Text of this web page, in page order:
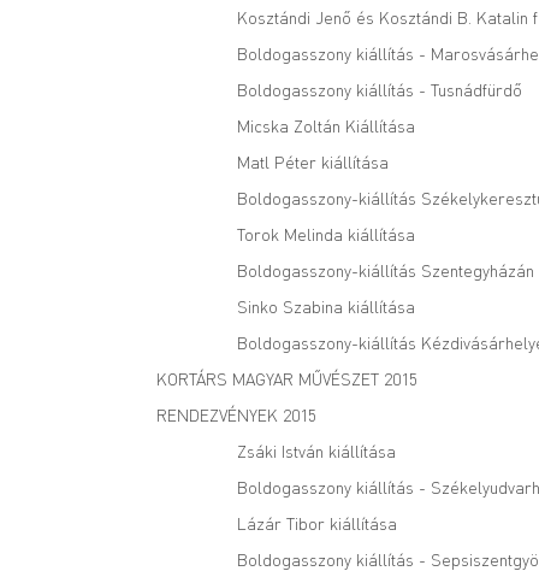
Kosztándi Jenő és Kosztándi B. Katalin
Boldogasszony kiállítás -
Boldogasszony kiállítás - Tusnádfürdő
Micska Zoltán Kiállítása
Matl Péter kiállítása
Boldogasszony-kiállítás
Torok Melinda kiállítása
Boldogasszony-kiállítás Szentegyházán
Sinko Szabina kiállítása
Boldogasszony-kiállítás
KORTÁRS MAGYAR MŰVÉSZET 2015
RENDEZVÉNYEK 2015
Zsáki István kiállítása
Boldogasszony kiállítás -
Lázár Tibor kiállítása
Boldogasszony kiállítás -